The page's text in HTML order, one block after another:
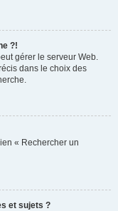
?!
gérer le serveur Web.
dans le choix des
« Rechercher un
et sujets ?